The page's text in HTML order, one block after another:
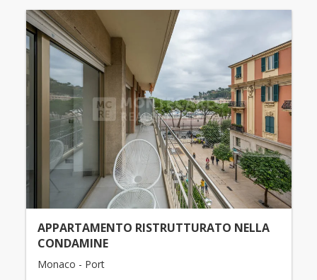
APPARTAMENTO RISTRUTTURATO NELLA
CONDAMINE
Monaco - Port